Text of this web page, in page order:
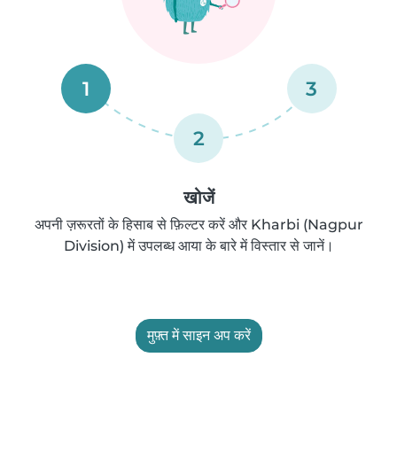
1
2
3
खोजें
अपनी ज़रूरतों के हिसाब से फ़िल्टर करें और Kharbi (Nagpur
Division) में उपलब्ध आया के बारे में विस्तार से जानें।
मुफ़्त में साइन अप करें